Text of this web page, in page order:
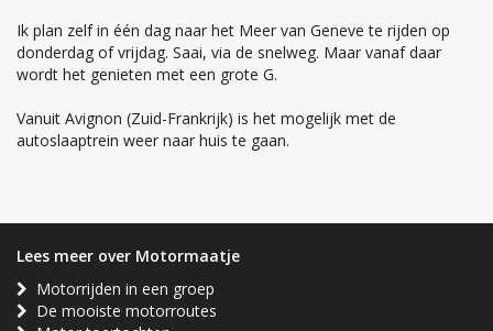
Ik plan zelf in één dag naar het Meer van Geneve te rijden op
donderdag of vrijdag. Saai, via de snelweg. Maar vanaf daar
wordt het genieten met een grote G.
Vanuit Avignon (Zuid-Frankrijk) is het mogelijk met de
autoslaaptrein weer naar huis te gaan.
Lees meer over Motormaatje
Motorrijden in een groep
De mooiste motorroutes